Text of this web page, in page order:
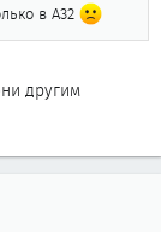
в A32
другим